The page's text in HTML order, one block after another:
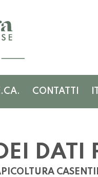
CONTATTI
DATI